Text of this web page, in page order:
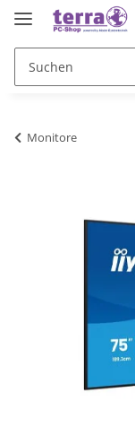
Monitore